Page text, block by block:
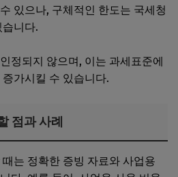
있으나, 구체적인 한도는 국세청
니다.
정되지 않으며, 이는 과세표준에
가시킬 수 있습니다.
점과 사례
는 정확한 증빙 자료와 사업용